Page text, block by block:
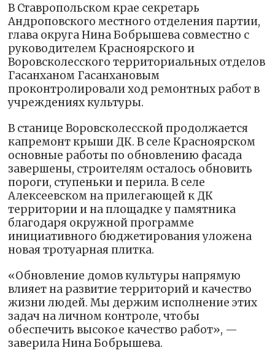
В Ставропольском крае секретарь
Андроповского местного отделения партии,
глава округа Нина Бобрышева совместно с
руководителем Красноярского и
Воровсколесского территориальных отделов
Гасанханом Гасанхановым
проконтролировали ход ремонтных работ в
учреждениях культуры.
В станице Воровсколесской продолжается
капремонт крыши ДК. В селе Красноярском
основные работы по обновлению фасада
завершены, строителям осталось обновить
пороги, ступеньки и перила. В селе
Алексеевском на прилегающей к ДК
территории и на площадке у памятника
благодаря окружной программе
инициативного бюджетирования уложена
новая тротуарная плитка.
«Обновление домов культуры напрямую
влияет на развитие территорий и качество
жизни людей. Мы держим исполнение этих
задач на личном контроле, чтобы
обеспечить высокое качество работ», —
заверила Нина Бобрышева.